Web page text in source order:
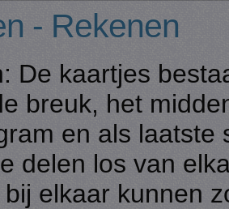
- Rekenen
De kaartjes
breuk, het
en als laatste
delen los van
elkaar kunnen